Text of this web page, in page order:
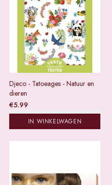
Djeco - Tatoeages - Natuur en
dieren
€5.99
IN WINKELWAGEN